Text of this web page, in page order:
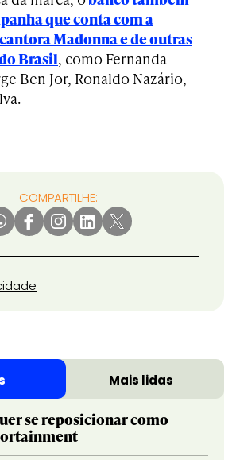
que conta com a
Madonna e de outras
Brasil, como Fernanda
Ben Jor, Ronaldo Nazário,
COMPARTILHE:
Mais lidas
se reposicionar como